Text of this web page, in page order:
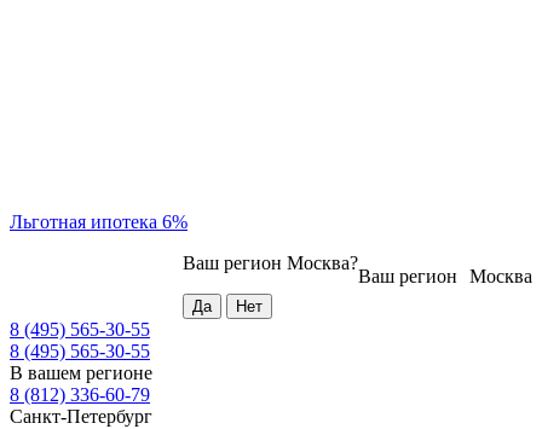
Льготная ипотека 6%
Москва
Ваш регион
Ваш регион Москва?
8 (495) 565-30-55
8 (495) 565-30-55
В вашем регионе
8 (812) 336-60-79
Санкт-Петербург